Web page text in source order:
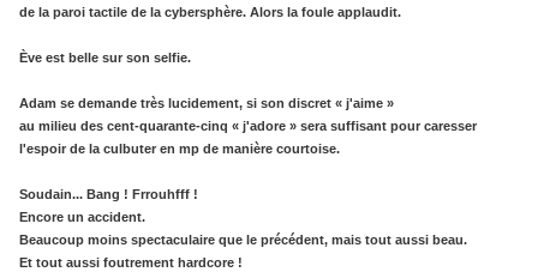
de la paroi tactile de la cybersphère. Alors la foule applaudit.
Ève est belle sur son selfie.
Adam se demande très lucidement, si son discret « j'aime »
au milieu des cent-quarante-cinq « j'adore » sera suffisant pour caresser
l'espoir de la culbuter en mp de manière courtoise.
Soudain... Bang ! Frrouhfff !
Encore un accident.
Beaucoup moins spectaculaire que le précédent, mais tout aussi beau.
Et tout aussi foutrement hardcore !